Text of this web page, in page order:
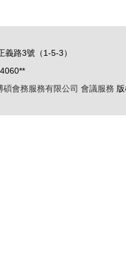
義路3號（1-5-3）
碩會務服務有限公司 會議服務